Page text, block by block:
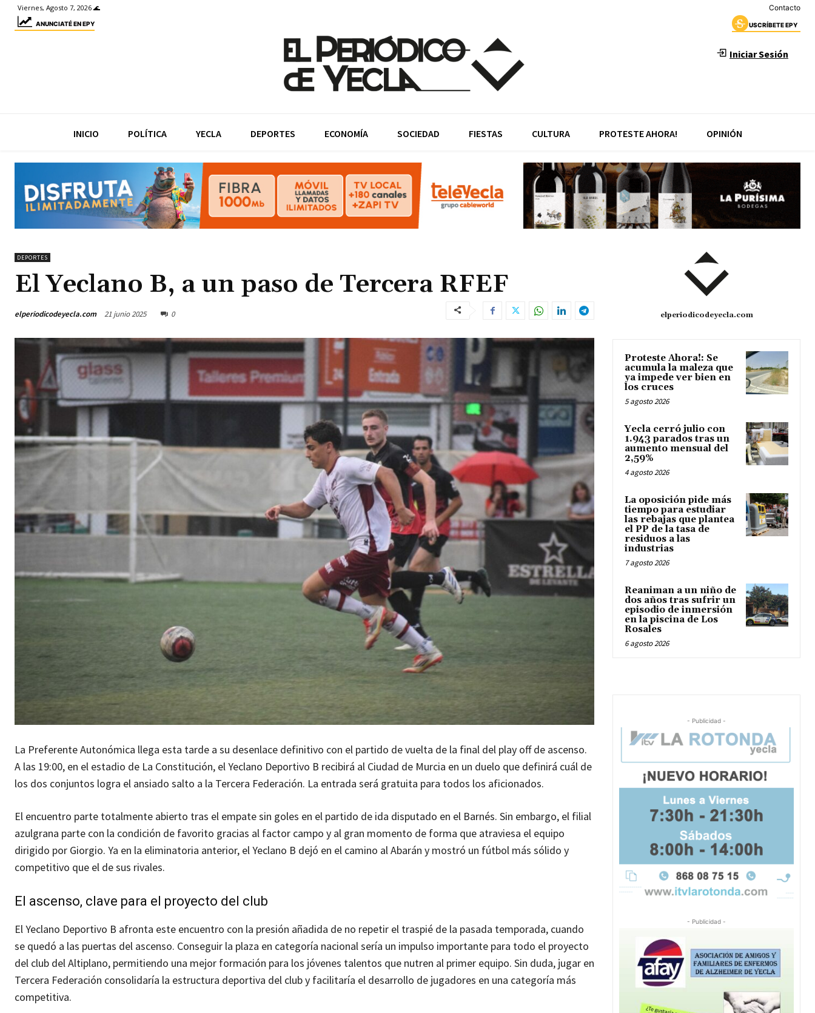
Viernes, Agosto 7, 2026 🌊 Contacto
ANUNCIATÉ EN EPY USCRÍBETE EPY
Iniciar Sesión
INICIO POLÍTICA YECLA DEPORTES ECONOMÍA SOCIEDAD FIESTAS CULTURA PROTESTE AHORA! OPINIÓN
DEPORTES
El Yeclano B, a un paso de Tercera RFEF
elperiodicodeyecla.com 21 junio 2025 0
La Preferente Autonómica llega esta tarde a su desenlace definitivo con el partido de vuelta de la final del play off de ascenso.
A las 19:00, en el estadio de La Constitución, el Yeclano Deportivo B recibirá al Ciudad de Murcia en un duelo que definirá cuál de
los dos conjuntos logra el ansiado salto a la Tercera Federación. La entrada será gratuita para todos los aficionados.
El encuentro parte totalmente abierto tras el empate sin goles en el partido de ida disputado en el Barnés. Sin embargo, el filial
azulgrana parte con la condición de favorito gracias al factor campo y al gran momento de forma que atraviesa el equipo
dirigido por Giorgio. Ya en la eliminatoria anterior, el Yeclano B dejó en el camino al Abarán y mostró un fútbol más sólido y
competitivo que el de sus rivales.
El ascenso, clave para el proyecto del club
El Yeclano Deportivo B afronta este encuentro con la presión añadida de no repetir el traspié de la pasada temporada, cuando
se quedó a las puertas del ascenso. Conseguir la plaza en categoría nacional sería un impulso importante para todo el proyecto
del club del Altiplano, permitiendo una mejor formación para los jóvenes talentos que nutren al primer equipo. Sin duda, jugar en
Tercera Federación consolidaría la estructura deportiva del club y facilitaría el desarrollo de jugadores en una categoría más
competitiva.
elperiodicodeyecla.com
Proteste Ahora!: Se
acumula la maleza que
ya impede ver bien en
los cruces
5 agosto 2026
Yecla cerró julio con
1.943 parados tras un
aumento mensual del
2,59%
4 agosto 2026
La oposición pide más
tiempo para estudiar
las rebajas que plantea
el PP de la tasa de
residuos a las
industrias
7 agosto 2026
Reaniman a un niño de
dos años tras sufrir un
episodio de inmersión
en la piscina de Los
Rosales
6 agosto 2026
- Publicidad -
- Publicidad -